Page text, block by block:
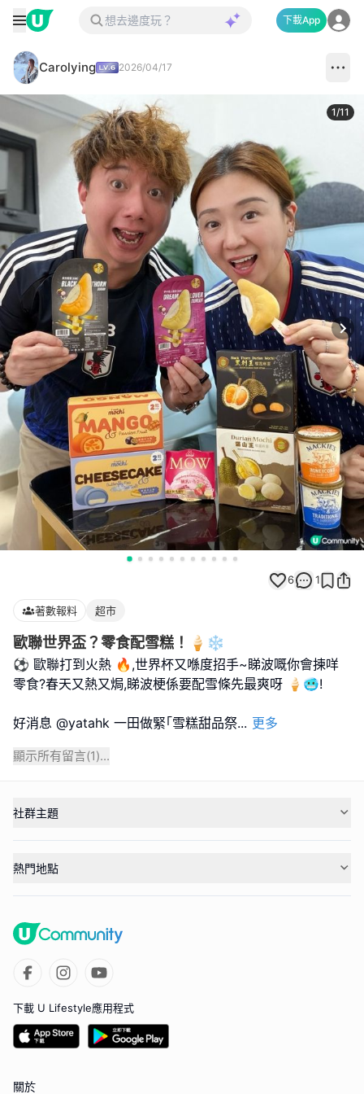
下載App
Carolying 2026/04/17
1/11
6 1
著數報料 超市
歐聯世界盃？零食配雪糕！🍦❄️
⚽️ 歐聯打到火熱 🔥,世界杯又喺度招手~睇波嘅你會揀咩
零食?春天又熱又焗,睇波梗係要配雪條先最爽呀 🍦🥶!
好消息 @yatahk 一田做緊｢雪糕甜品祭... 更多
顯示所有留言(1)...
社群主題
熱門地點
下載 U Lifestyle應用程式
關於